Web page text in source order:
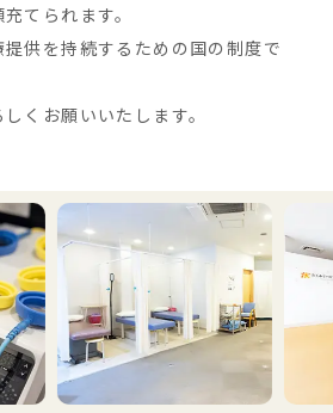
てられます。
供を持続するための国の制度で
くお願いいたします。
Next